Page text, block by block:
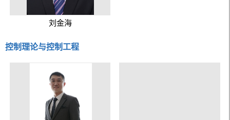
刘金海
控制理论与控制工程